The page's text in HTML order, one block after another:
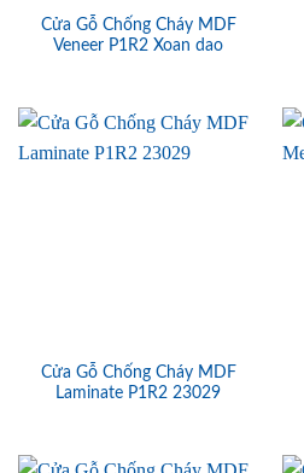
Cửa Gỗ Chống Cháy MDF
Veneer P1R2 Xoan dao
Cửa Gỗ Chống Cháy MDF
Laminate P1R2 23029